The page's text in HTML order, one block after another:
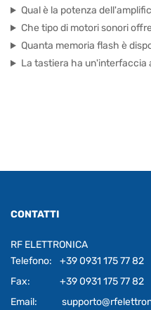
Qual è la potenza
Che tipo di motori sonori
Quanta memoria flash è
La tastiera ha un'interfaccia
CONTATTI
RF ELETTRONICA
Telefono:
+39 0931 175 77 82
Fax:
+39 0931 175 77 82
Email: